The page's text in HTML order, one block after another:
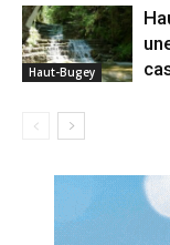
Haut-Bugey